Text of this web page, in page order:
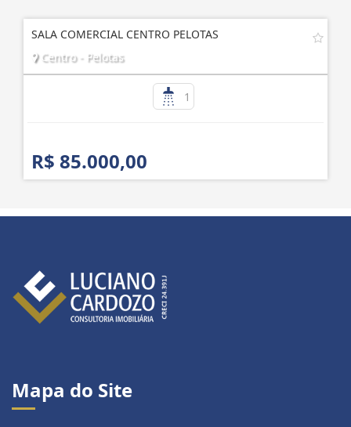
SALA COMERCIAL CENTRO PELOTAS
Centro - Pelotas
1
R$ 85.000,00
Mapa do Site